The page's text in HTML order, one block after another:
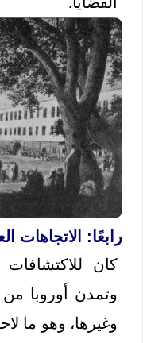
رابعًا: الاتجاهات
كان
وتمدن أوروبا من
وغيرها، وهو ما